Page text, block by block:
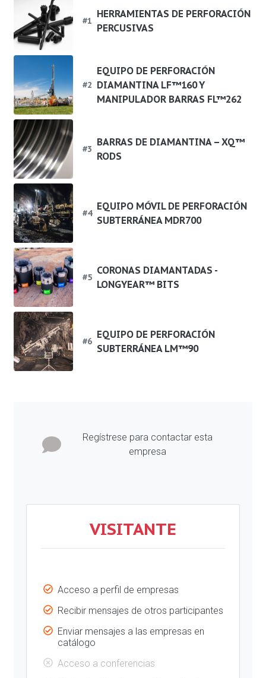
#1
HERRAMIENTAS DE PERFORACIÓN
PERCUSIVAS
#2
EQUIPO DE PERFORACIÓN
DIAMANTINA LF™160 Y
MANIPULADOR BARRAS FL™262
#3
BARRAS DE DIAMANTINA – XQ™
RODS
#4
EQUIPO MÓVIL DE PERFORACIÓN
SUBTERRÁNEA MDR700
#5
CORONAS DIAMANTADAS -
LONGYEAR™ BITS
#6
EQUIPO DE PERFORACIÓN
SUBTERRÁNEA LM™90
Regístrese para contactar esta
empresa
VISITANTE
Acceso a perfil de empresas
Recibir mensajes de otros participantes
Enviar mensajes a las empresas en
catálogo
Acceso a conferencias